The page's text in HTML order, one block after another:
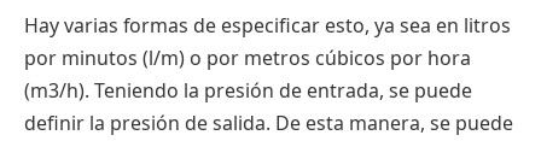
Hay varias formas de especificar esto, ya sea en litros
por minutos (l/m) o por metros cúbicos por hora
(m3/h). Teniendo la presión de entrada, se puede
definir la presión de salida. De esta manera, se puede